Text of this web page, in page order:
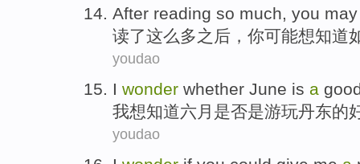
After reading so much, you
读了这么多之后，你可能想知道
youdao
I wonder whether June is a
我想知道六月是否是游玩丹东的
youdao